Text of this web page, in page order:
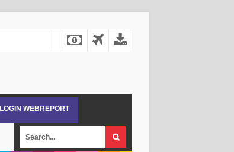
LOGIN WEBREPORT